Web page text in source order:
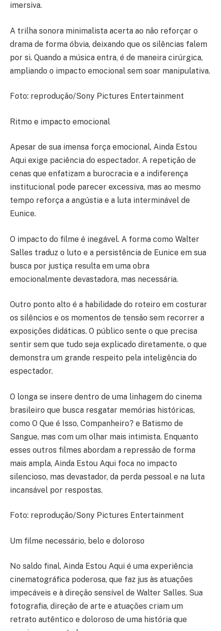
imersiva.
A trilha sonora minimalista acerta ao não reforçar o
drama de forma óbvia, deixando que os silências falem
por si. Quando a música entra, é de maneira cirúrgica,
ampliando o impacto emocional sem soar manipulativa.
Foto: reprodução/Sony Pictures Entertainment
Ritmo e impacto emocional
Apesar de sua imensa força emocional, Ainda Estou
Aqui exige paciência do espectador. A repetição de
cenas que enfatizam a burocracia e a indiferença
institucional pode parecer excessiva, mas ao mesmo
tempo reforça a angústia e a luta interminável de
Eunice.
O impacto do filme é inegável. A forma como Walter
Salles traduz o luto e a persistência de Eunice em sua
busca por justiça resulta em uma obra
emocionalmente devastadora, mas necessária.
Outro ponto alto é a habilidade do roteiro em costurar
os silêncios e os momentos de tensão sem recorrer a
exposições didáticas. O público sente o que precisa
sentir sem que tudo seja explicado diretamente, o que
demonstra um grande respeito pela inteligência do
espectador.
O longa se insere dentro de uma linhagem do cinema
brasileiro que busca resgatar memórias históricas,
como O Que é Isso, Companheiro? e Batismo de
Sangue, mas com um olhar mais intimista. Enquanto
esses outros filmes abordam a repressão de forma
mais ampla, Ainda Estou Aqui foca no impacto
silencioso, mas devastador, da perda pessoal e na luta
incansável por respostas.
Foto: reprodução/Sony Pictures Entertainment
Um filme necessário, belo e doloroso
No saldo final, Ainda Estou Aqui é uma experiência
cinematográfica poderosa, que faz jus às atuações
impecáveis e à direção sensível de Walter Salles. Sua
fotografia, direção de arte e atuações criam um
retrato autêntico e doloroso de uma história que